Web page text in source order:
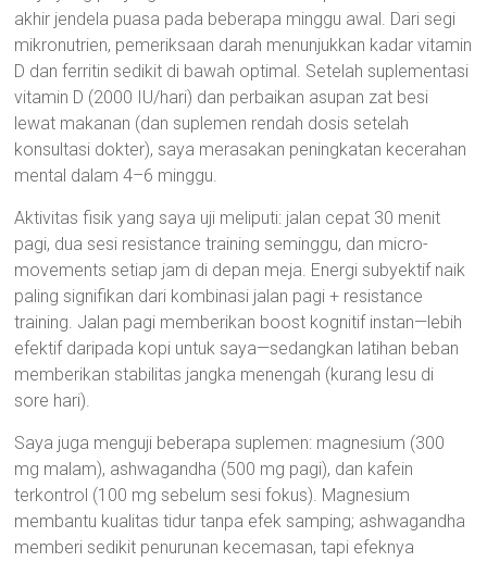
akhir jendela puasa pada beberapa minggu awal. Dari segi
mikronutrien, pemeriksaan darah menunjukkan kadar vitamin
D dan ferritin sedikit di bawah optimal. Setelah suplementasi
vitamin D (2000 IU/hari) dan perbaikan asupan zat besi
lewat makanan (dan suplemen rendah dosis setelah
konsultasi dokter), saya merasakan peningkatan kecerahan
mental dalam 4–6 minggu.
Aktivitas fisik yang saya uji meliputi: jalan cepat 30 menit
pagi, dua sesi resistance training seminggu, dan micro-
movements setiap jam di depan meja. Energi subyektif naik
paling signifikan dari kombinasi jalan pagi + resistance
training. Jalan pagi memberikan boost kognitif instan—lebih
efektif daripada kopi untuk saya—sedangkan latihan beban
memberikan stabilitas jangka menengah (kurang lesu di
sore hari).
Saya juga menguji beberapa suplemen: magnesium (300
mg malam), ashwagandha (500 mg pagi), dan kafein
terkontrol (100 mg sebelum sesi fokus). Magnesium
membantu kualitas tidur tanpa efek samping; ashwagandha
memberi sedikit penurunan kecemasan, tapi efeknya